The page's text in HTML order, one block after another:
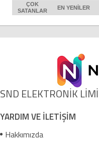
ÇOK
SATANLAR
EN YENILER
SND ELEKTRONİK
YARDIM VE İLETİŞİM
Hakkımızda